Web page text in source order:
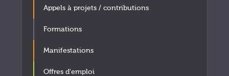
Appels à projets / contributions
Formations
Manifestations
Offres d'emploi